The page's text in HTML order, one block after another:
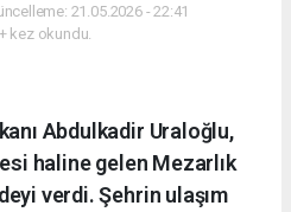
21.05.2026 - 22:41
kez okundu.
Abdulkadir Uraloğlu,
haline gelen Mezarlık
verdi. Şehrin ulaşım